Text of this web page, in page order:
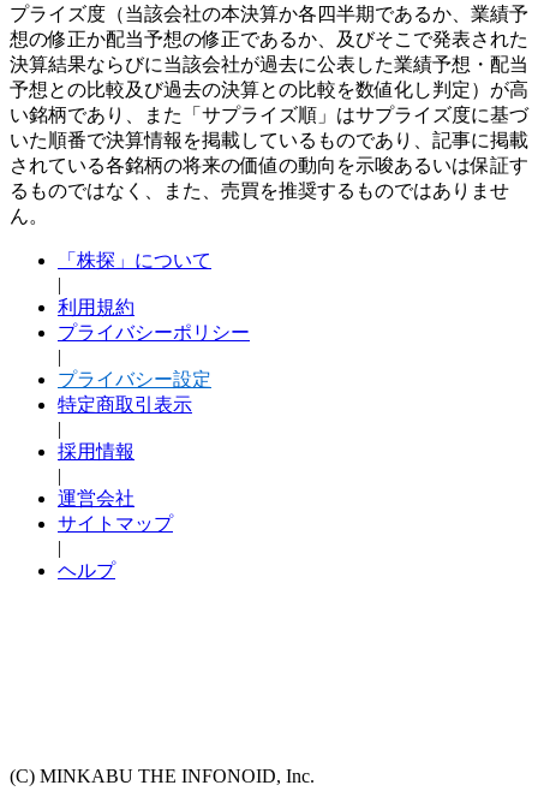
プライズ度（当該会社の本決算か各四半期であるか、業績予
想の修正か配当予想の修正であるか、及びそこで発表された
決算結果ならびに当該会社が過去に公表した業績予想・配当
予想との比較及び過去の決算との比較を数値化し判定）が高
い銘柄であり、また「サプライズ順」はサプライズ度に基づ
いた順番で決算情報を掲載しているものであり、記事に掲載
されている各銘柄の将来の価値の動向を示唆あるいは保証す
るものではなく、また、売買を推奨するものではありませ
ん。
「株探」について
|
利用規約
プライバシーポリシー
|
プライバシー設定
特定商取引表示
|
採用情報
|
運営会社
サイトマップ
|
ヘルプ
(C) MINKABU THE INFONOID, Inc.